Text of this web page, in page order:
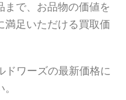
まで、お品物の価値を
満足いただける買取価
ドワーズの最新価格に